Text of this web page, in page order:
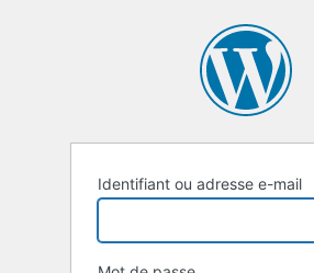
Identifiant ou adresse e-mail